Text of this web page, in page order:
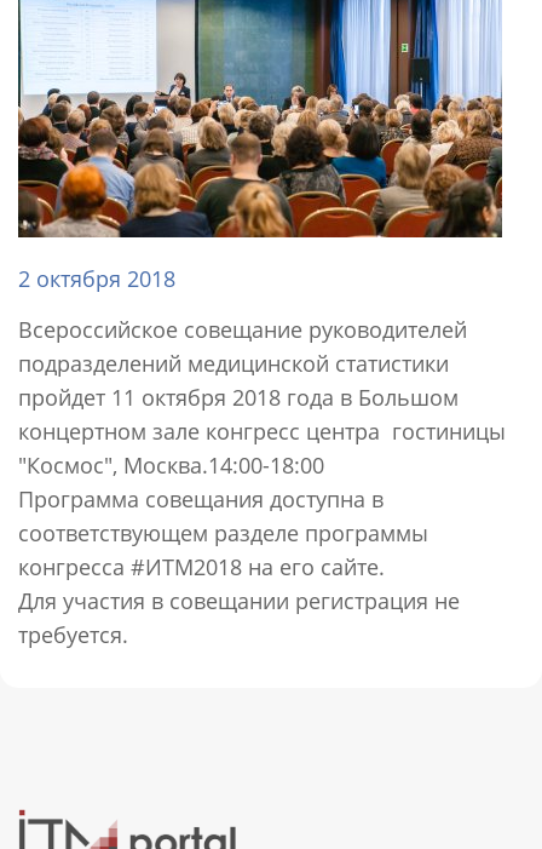
2 октября 2018
Всероссийское совещание руководителей
подразделений медицинской статистики
пройдет 11 октября 2018 года в Большом
концертном зале конгресс центра гостиницы
"Космос", Москва.14:00-18:00
Программа совещания доступна в
соответствующем разделе программы
конгресса #ИТМ2018 на его сайте.
Для участия в совещании регистрация не
требуется.